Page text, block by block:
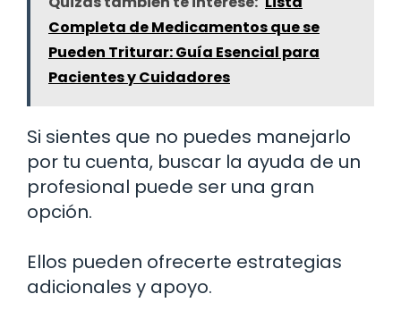
Completa de Medicamentos que se
Pueden Triturar: Guía Esencial para
Pacientes y Cuidadores
Si sientes que no puedes manejarlo
por tu cuenta, buscar la ayuda de un
profesional puede ser una gran
opción.
Ellos pueden ofrecerte estrategias
adicionales y apoyo.